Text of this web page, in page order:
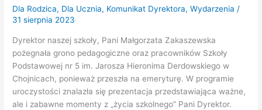
Dla Rodzica, Dla Ucznia, Komunikat Dyrektora,Wydarzenia /
31 sierpnia 2023
Dyrektor naszej szkoły, Pani Małgorzata Zakaszewska
pożegnała grono pedagogiczne oraz pracowników Szkoły
Podstawowej nr 5 im. Jarosza Hieronima Derdowskiego w
Chojnicach, ponieważ przeszła na emeryturę. W programie
uroczystości znalazła się prezentacja przedstawiająca ważne,
ale i zabawne momenty z „życia szkolnego” Pani Dyrektor.